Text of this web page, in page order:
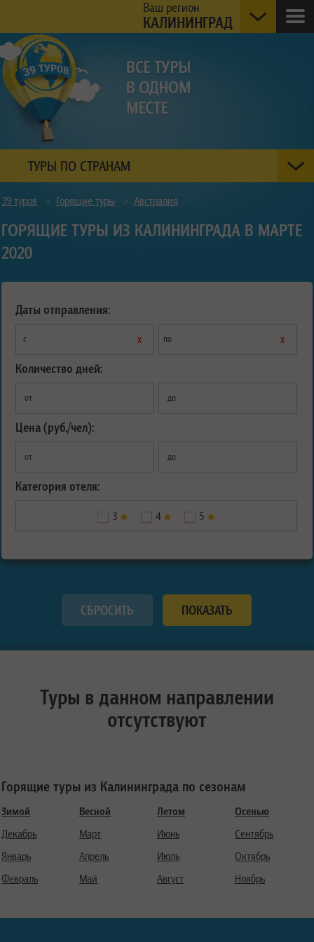
Ваш регион
КАЛИНИНГРАД
ТУРЫ ПО СТРАНАМ
39 туров > Горящие туры > Австралия
ГОРЯЩИЕ ТУРЫ ИЗ КАЛИНИНГРАДА В МАРТЕ
2020
Даты отправления:
с х по х
Количество дней:
от до
Цена (руб./чел):
от до
Категория отеля:
3 4 5
Туры в данном направлении
отсутствуют
Горящие туры из Калининграда по сезонам
Зимой
Декабрь
Январь
Февраль
Весной
Март
Апрель
Май
Летом
Июнь
Июль
Август
Осенью
Сентябрь
Октябрь
Ноябрь